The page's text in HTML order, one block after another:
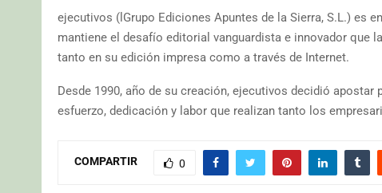
ejecutivos (lGrupo Ediciones Apuntes de la Sierra, S.L.) es
mantiene el desafío editorial vanguardista e innovador que
tanto en su edición impresa como a través de Internet.
Desde 1990, año de su creación, ejecutivos decidió
esfuerzo, dedicación y labor que realizan tanto los
COMPARTIR 0